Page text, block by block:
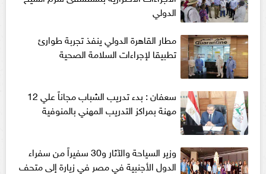
الدولي
مطار القاهرة الدولي ينفذ تجربة طوارئ
تطبيقا لإجراءات السلامة الصحية
سعفان : بدء تدريب الشباب مجاناً علي 12
مهنة بمراكز التدريب المهني بالمنوفية
وزير السياحة والآثار و30 سفيراً من سفراء
الدول الأجنبية في مصر في زيارة إلى متحف